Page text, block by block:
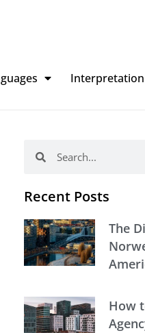
Interpretation
Recent Posts
The
How